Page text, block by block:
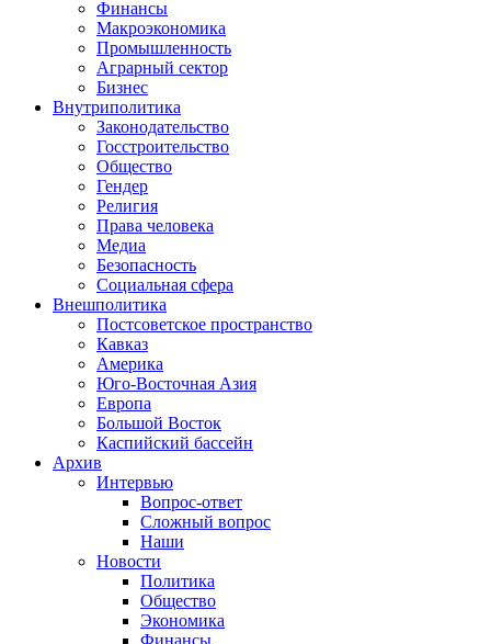
Финансы
Макроэкономика
Промышленность
Аграрный сектор
Бизнес
Внутриполитика
Законодательство
Госстроительство
Общество
Гендер
Религия
Права человека
Медиа
Безопасность
Социальная сфера
Внешполитика
Постсоветское пространство
Кавказ
Америка
Юго-Восточная Азия
Европа
Большой Восток
Каспийский бассейн
Архив
Интервью
Вопрос-ответ
Сложный вопрос
Наши
Новости
Политика
Общество
Экономика
Финансы